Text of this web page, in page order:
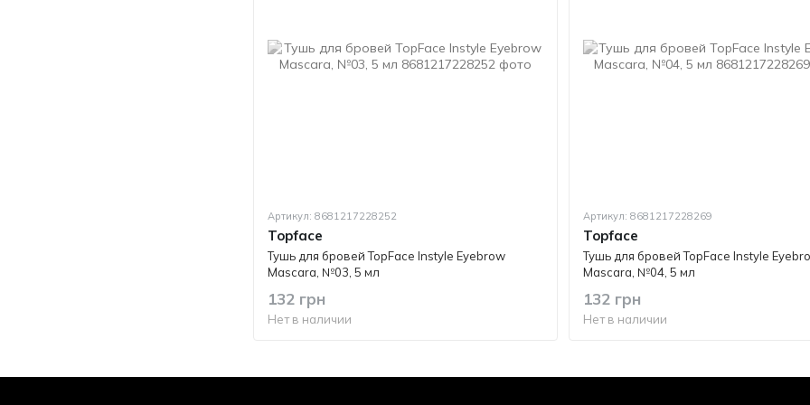
Артикул: 8681217228252
Topface
Тушь для бровей TopFace Instyle Eyebrow
Mascara, №03, 5 мл
132 грн
Нет в наличии
Артикул: 8681217228269
Topface
Тушь для бровей TopFace Instyle
Mascara, №04, 5 мл
132 грн
Нет в наличии